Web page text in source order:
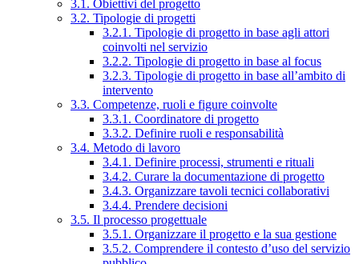
3.1. Obiettivi del progetto
3.2. Tipologie di progetti
3.2.1. Tipologie di progetto in base agli attori
coinvolti nel servizio
3.2.2. Tipologie di progetto in base al focus
3.2.3. Tipologie di progetto in base all’ambito di
intervento
3.3. Competenze, ruoli e figure coinvolte
3.3.1. Coordinatore di progetto
3.3.2. Definire ruoli e responsabilità
3.4. Metodo di lavoro
3.4.1. Definire processi, strumenti e rituali
3.4.2. Curare la documentazione di progetto
3.4.3. Organizzare tavoli tecnici collaborativi
3.4.4. Prendere decisioni
3.5. Il processo progettuale
3.5.1. Organizzare il progetto e la sua gestione
3.5.2. Comprendere il contesto d’uso del servizio